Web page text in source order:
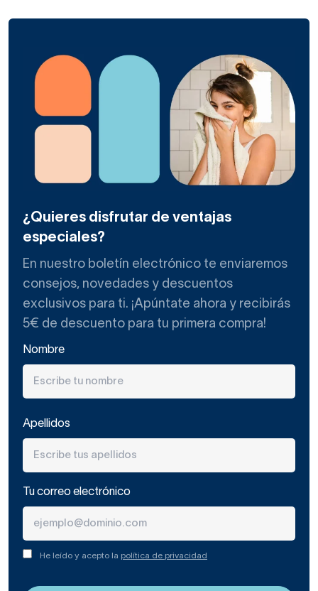
¿Quieres disfrutar de ventajas
especiales?
En nuestro boletín electrónico te enviaremos
consejos, novedades y descuentos
exclusivos para ti. ¡Apúntate ahora y recibirás
5€ de descuento para tu primera compra!
Nombre
Apellidos
Tu correo electrónico
He leído y acepto la política de privacidad